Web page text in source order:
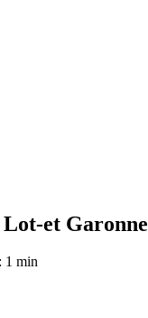
Lot-et Garonne
1 min